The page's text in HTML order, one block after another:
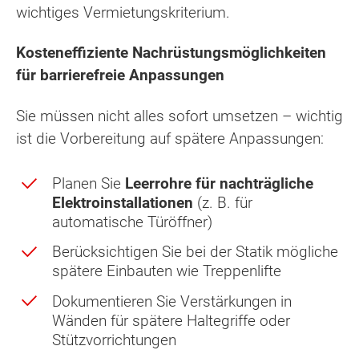
wichtiges Vermietungskriterium.
Kosteneffiziente Nachrüstungsmöglichkeiten
für barrierefreie Anpassungen
Sie müssen nicht alles sofort umsetzen – wichtig
ist die Vorbereitung auf spätere Anpassungen:
Planen Sie Leerrohre für nachträgliche
Elektroinstallationen (z. B. für
automatische Türöffner)
Berücksichtigen Sie bei der Statik mögliche
spätere Einbauten wie Treppenlifte
Dokumentieren Sie Verstärkungen in
Wänden für spätere Haltegriffe oder
Stützvorrichtungen